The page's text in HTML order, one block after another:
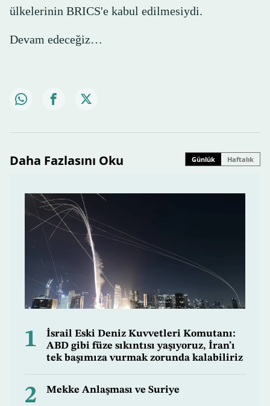
ülkelerinin BRICS'e kabul edilmesiydi.
Devam edeceğiz…
Daha Fazlasını Oku Günlük Haftalık
1
İsrail Eski Deniz Kuvvetleri Komutanı:
ABD gibi füze sıkıntısı yaşıyoruz, İran’ı
tek başımıza vurmak zorunda kalabiliriz
2 Mekke Anlaşması ve Suriye